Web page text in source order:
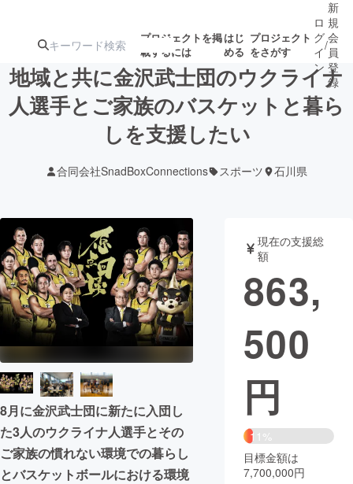
プロジェクトを掲
載するには
はじ
める
プロジェクト
をさがす
注目のリ
注目の新着プロ
ジェクト
募集終了が近いプ
テクノロジー・ガジェット
映像・映画 書籍・雑誌
ビジネス・起業 チャレンジ
まちづくり・地域活性化
CAMPFIRE for Social Good
CAMPFIRE Creation
CAMPFIREふるさと納税machi-ya コミュニティ
ロ
グ
イ
ン
/
新
規
会
員
登
録
地域と共に金沢武士団のウクライナ
人選手とご家族のバスケットと暮ら
しを支援したい
合同会社SnadBoxConnections スポーツ 石川県
8月に金沢武士団に新たに入団し
た3人のウクライナ人選手とその
ご家族の慣れない環境での暮らし
とバスケットボールにおける環境
現在の支援総
額
863,
500
円
11%
目標金額は
7,700,000円